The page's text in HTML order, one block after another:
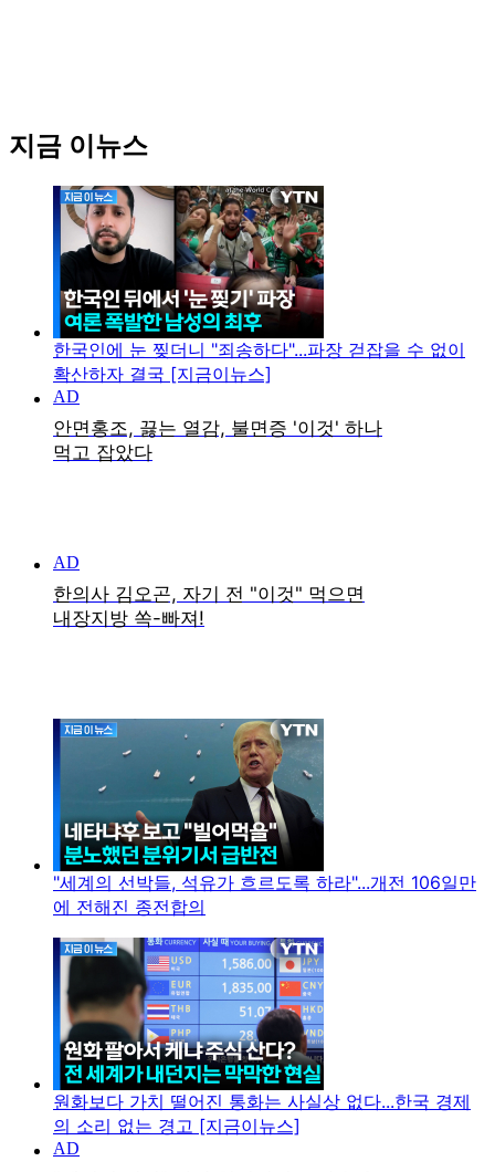
지금 이뉴스
한국인에 눈 찢더니 "죄송하다"...파장 걷잡을 수 없이
확산하자 결국 [지금이뉴스]
"세계의 선박들, 석유가 흐르도록 하라"...개전 106일만
에 전해진 종전합의
원화보다 가치 떨어진 통화는 사실상 없다...한국 경제
의 소리 없는 경고 [지금이뉴스]